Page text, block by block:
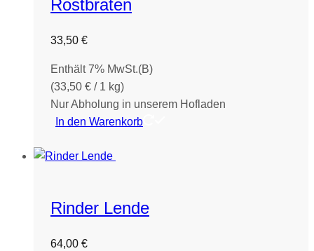
Rostbraten
33,50 €
Enthält 7% MwSt.(B)
(33,50 € / 1 kg)
Nur Abholung in unserem Hofladen
In den Warenkorb
Rinder Lende
64,00 €